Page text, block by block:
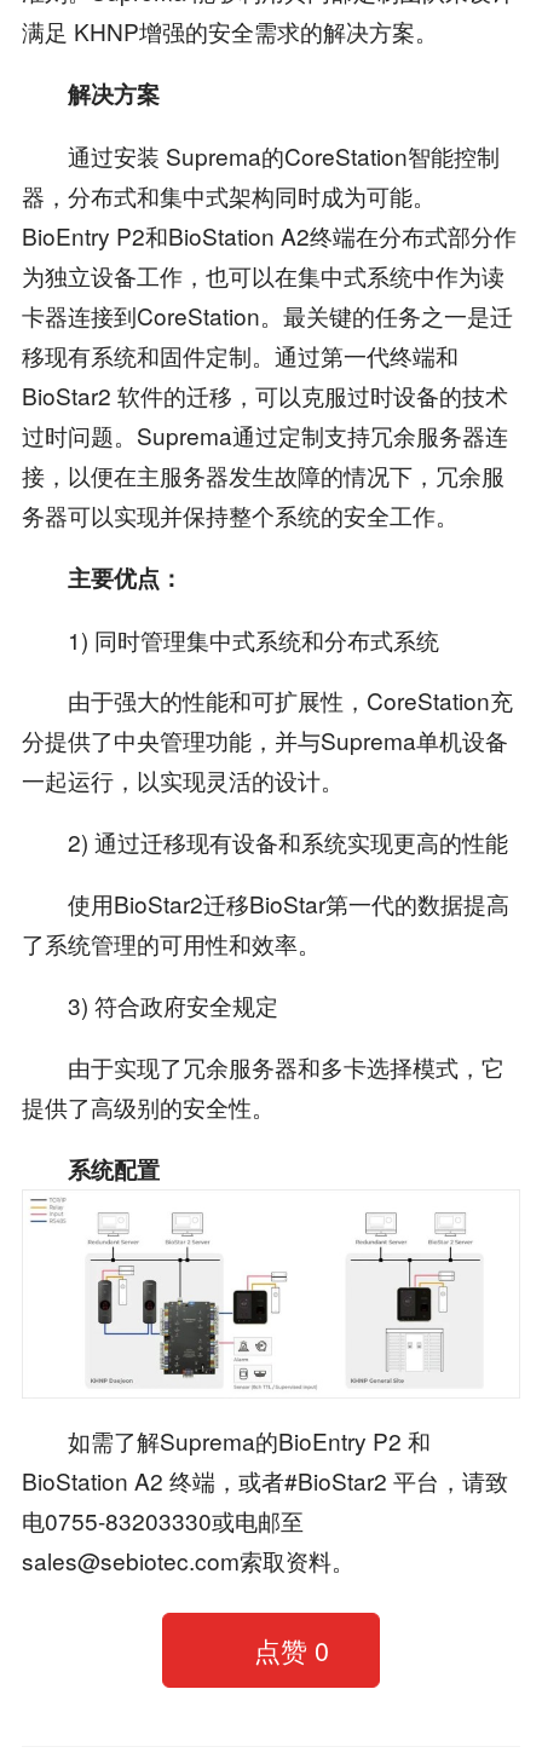
满足 KHNP增强的安全需求的解决方案。
解决方案
通过安装 Suprema的CoreStation智能控制
器，分布式和集中式架构同时成为可能。
BioEntry P2和BioStation A2终端在分布式部分作
为独立设备工作，也可以在集中式系统中作为读
卡器连接到CoreStation。最关键的任务之一是迁
移现有系统和固件定制。通过第一代终端和
BioStar2 软件的迁移，可以克服过时设备的技术
过时问题。Suprema通过定制支持冗余服务器连
接，以便在主服务器发生故障的情况下，冗余服
务器可以实现并保持整个系统的安全工作。
主要优点：
1) 同时管理集中式系统和分布式系统
由于强大的性能和可扩展性，CoreStation充
分提供了中央管理功能，并与Suprema单机设备
一起运行，以实现灵活的设计。
2) 通过迁移现有设备和系统实现更高的性能
使用BioStar2迁移BioStar第一代的数据提高
了系统管理的可用性和效率。
3) 符合政府安全规定
由于实现了冗余服务器和多卡选择模式，它
提供了高级别的安全性。
系统配置
如需了解Suprema的BioEntry P2 和
BioStation A2 终端，或者#BioStar2 平台，请致
电0755-83203330或电邮至
sales@sebiotec.com索取资料。
点赞 0